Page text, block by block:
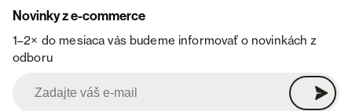
Novinky z e-commerce
1–2× do mesiaca vás budeme informovať o novinkách z
odboru